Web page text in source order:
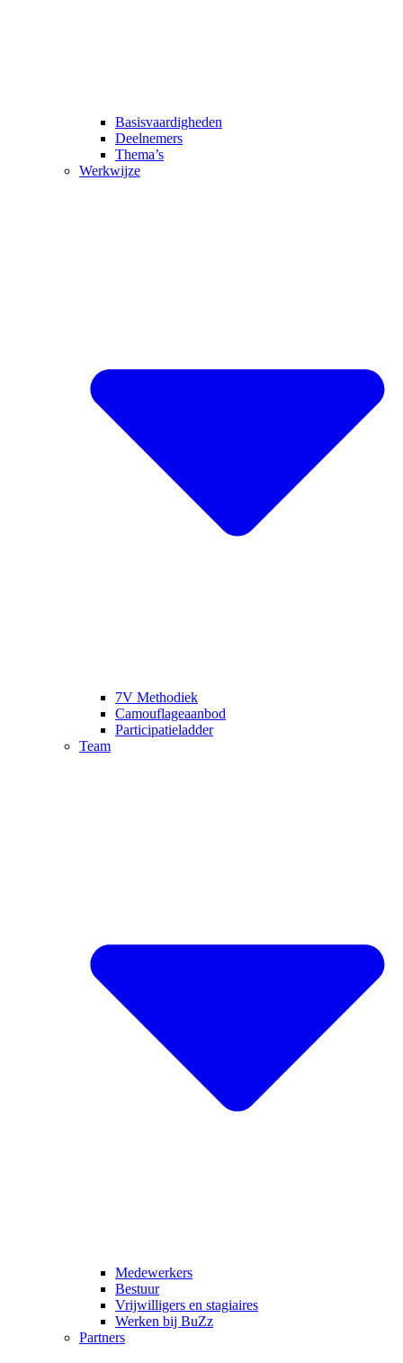
Basisvaardigheden
Deelnemers
Thema’s
Werkwijze
7V Methodiek
Camouflageaanbod
Participatieladder
Team
Medewerkers
Bestuur
Vrijwilligers en stagiaires
Werken bij BuZz
Partners